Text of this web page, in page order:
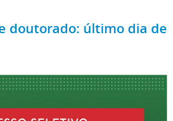
doutorado: último dia de